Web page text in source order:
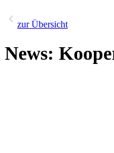
zur Übersicht
News: